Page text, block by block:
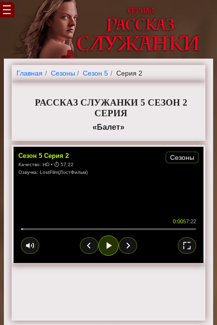
Главная Cезоны Сезон 5 Серия 2
РАССКАЗ СЛУЖАНКИ 5 СЕЗОН 2
СЕРИЯ
«Балет»
Сезон 5 Серия 2
Качество: HD • ⏱ 57:22
Озвучка: LostFilm(ЛостФильм)
0:0057:22
Сезоны